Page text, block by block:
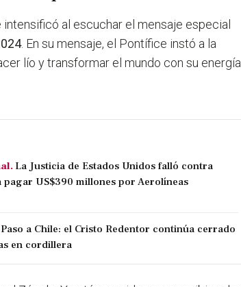
intensificó al escuchar el mensaje especial
. En su mensaje, el Pontífice instó a la
lío y transformar el mundo con su energía
La Justicia de Estados Unidos falló contra
US$390 millones por Aerolíneas
Paso a Chile: el Cristo Redentor continúa cerrado
en cordillera